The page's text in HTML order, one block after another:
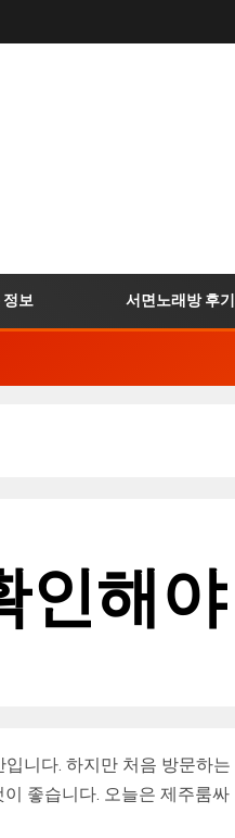
서면노래방 후기
인해
니다. 하지만 처음 방문하는
좋습니다. 오늘은 제주룸싸